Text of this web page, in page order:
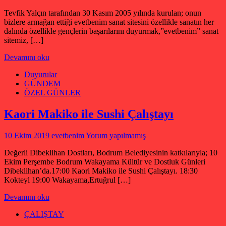
Tevfik Yalçın tarafından 30 Kasım 2005 yılında kurulan; onun
bizlere armağan ettiği evetbenim sanat sitesini özellikle sanatın her
dalında özellikle gençlerin başarılarını duyurmak,”evetbenim” sanat
sitemiz, […]
Devamını oku
Duyurular
GÜNDEM
ÖZEL GÜNLER
Kaori Makiko ile Sushi Çalıştayı
10 Ekim 2019 evetbenimYorum yapılmamış
Değerli Dibeklihan Dostları, Bodrum Belediyesinin katkılarıyla; 10
Ekim Perşembe Bodrum Wakayama Kültür ve Dostluk Günleri
Dibeklihan’da.17:00 Kaori Makiko ile Sushi Çalıştayı. 18:30
Kokteyl 19:00 Wakayama,Ertuğrul […]
Devamını oku
ÇALIŞTAY